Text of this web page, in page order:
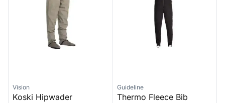
Vision
Koski Hipwader
Guideline
Thermo Fleece Bib